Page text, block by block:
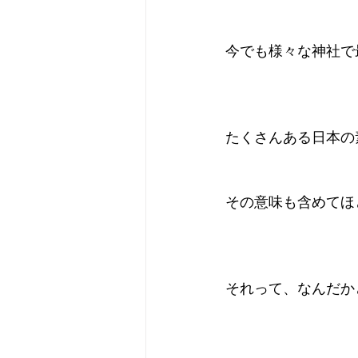
今でも様々な神社
たくさんある日本
その意味も含めて
それって、なんだ